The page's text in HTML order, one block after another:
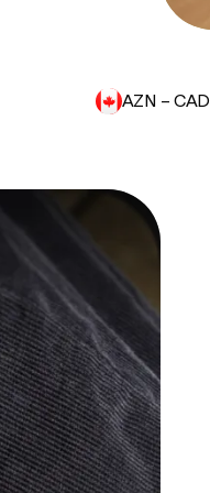
AZN – CAD